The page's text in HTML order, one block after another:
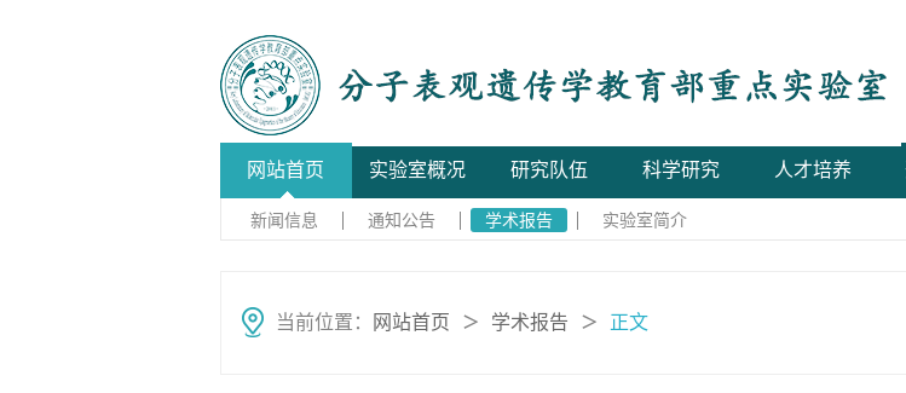
网站首页 实验室概况 研究队伍 科学研究 人才培养
新闻信息 通知公告 学术报告 实验室简介
当前位置： 网站首页 ＞ 学术报告 ＞ 正文